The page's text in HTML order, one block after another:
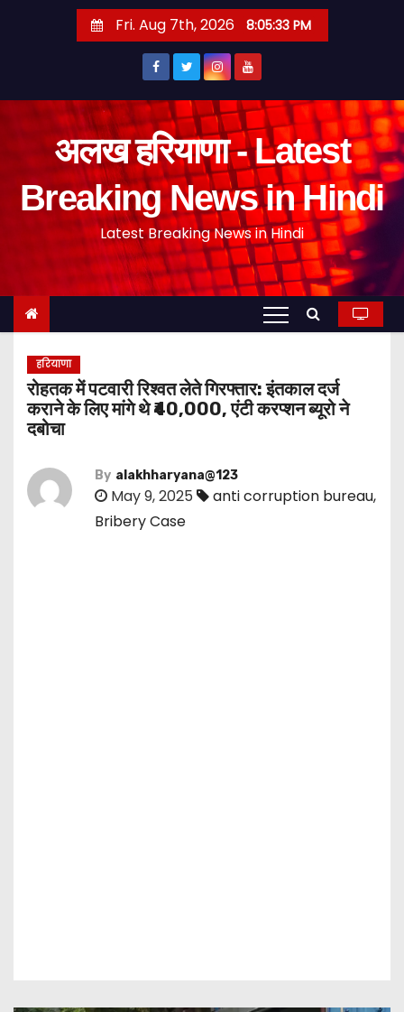
Fri. Aug 7th, 2026 8:05:34 PM
अलख हरियाणा - Latest
Breaking News in Hindi
Latest Breaking News in Hindi
हरियाणा
रोहतक में पटवारी रिश्वत लेते गिरफ्तार: इंतकाल दर्ज
कराने के लिए मांगे थे ₹40,000, एंटी करप्शन ब्यूरो ने
दबोचा
By alakhharyana@123
May 9, 2025 anti corruption bureau,
Bribery Case